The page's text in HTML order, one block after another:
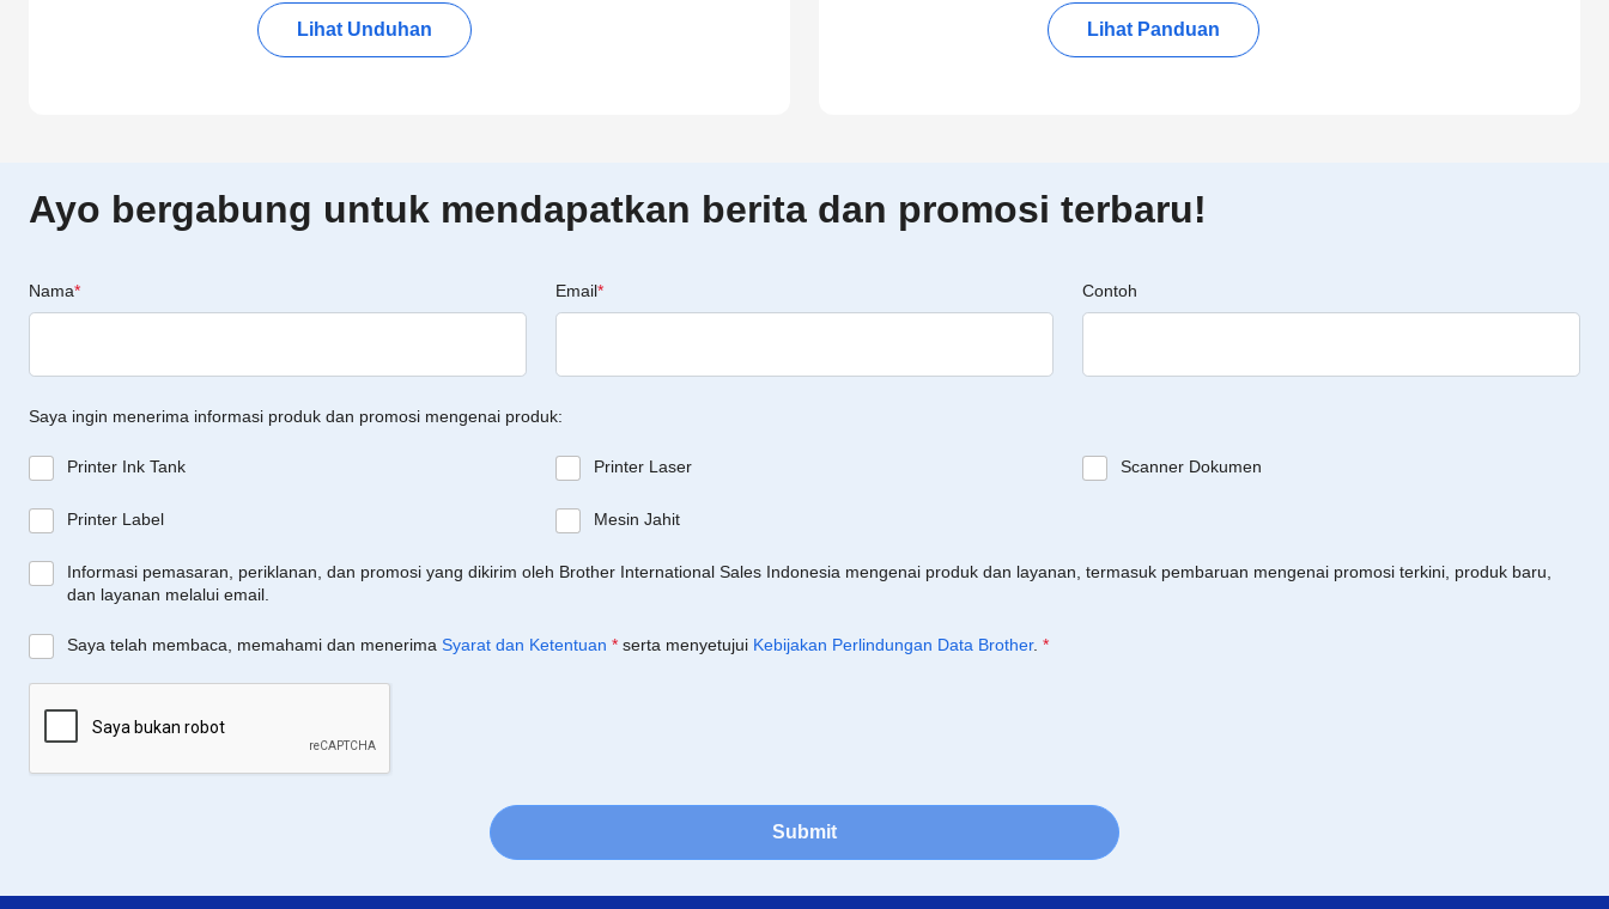
Lihat Unduhan Lihat Panduan
Ayo bergabung untuk mendapatkan berita dan promosi terbaru!
Nama* Email* Contoh
Saya ingin menerima informasi produk dan promosi mengenai produk:
Printer Ink Tank Printer Laser Scanner Dokumen
Printer Label Mesin Jahit
Informasi pemasaran, periklanan, dan promosi yang dikirim oleh Brother International Sales Indonesia mengenai produk dan layanan, termasuk pembaruan mengenai promosi terkini, produk baru,
dan layanan melalui email.
Saya telah membaca, memahami dan menerima Syarat dan Ketentuan * serta menyetujui Kebijakan Perlindungan Data Brother. *
Submit